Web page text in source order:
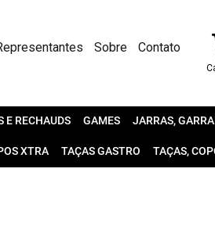
Sobre Contato
E RECHAUDS GAMES JARRAS,
XTRA TAÇAS GASTRO TAÇAS,